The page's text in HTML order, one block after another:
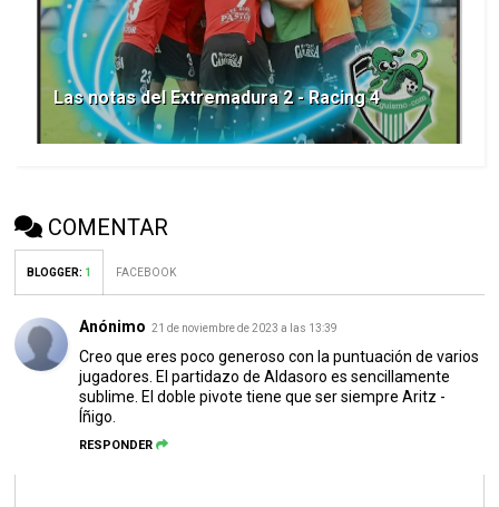
Las notas del Extremadura 2 - Racing 4
COMENTAR
BLOGGER: 1 FACEBOOK
Anónimo 21 de noviembre de 2023 a las 13:39
Creo que eres poco generoso con la puntuación de varios
jugadores. El partidazo de Aldasoro es sencillamente
sublime. El doble pivote tiene que ser siempre Aritz -
Íñigo.
RESPONDER